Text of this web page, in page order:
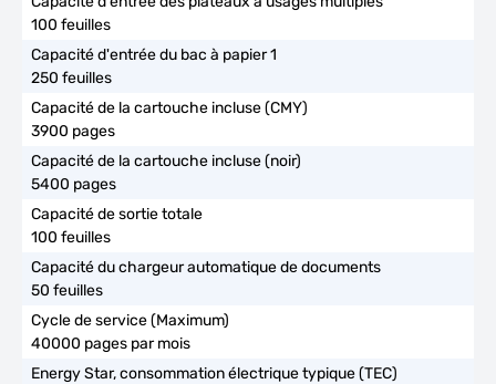
100 feuilles
250 feuilles
3900 pages
5400 pages
100 feuilles
50 feuilles
40000 pages par mois